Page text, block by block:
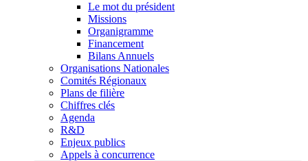
Le mot du président
Missions
Organigramme
Financement
Bilans Annuels
Organisations Nationales
Comités Régionaux
Plans de filière
Chiffres clés
Agenda
R&D
Enjeux publics
Appels à concurrence